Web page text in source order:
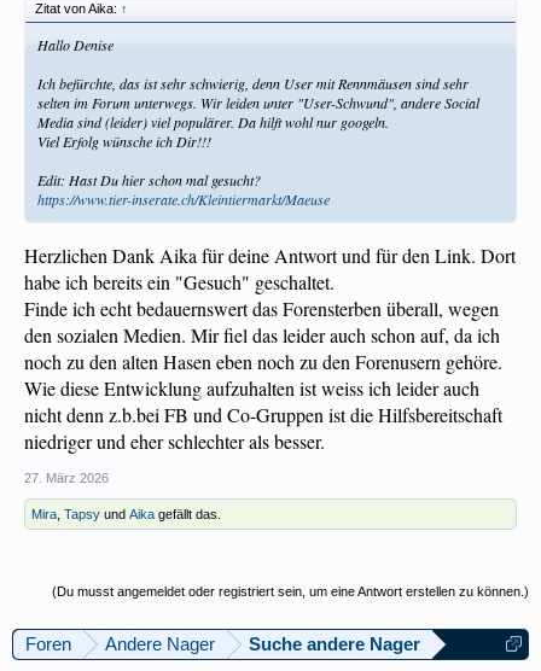
Zitat von Aika: ↑
Hallo Denise
Ich befürchte, das ist sehr schwierig, denn User mit Rennmäusen sind sehr
selten im Forum unterwegs. Wir leiden unter "User-Schwund", andere Social
Media sind (leider) viel populärer. Da hilft wohl nur googeln.
Viel Erfolg wünsche ich Dir!!!
Edit: Hast Du hier schon mal gesucht?
https://www.tier-inserate.ch/Kleintiermarkt/Maeuse
Herzlichen Dank Aika für deine Antwort und für den Link. Dort
habe ich bereits ein "Gesuch" geschaltet.
Finde ich echt bedauernswert das Forensterben überall, wegen
den sozialen Medien. Mir fiel das leider auch schon auf, da ich
noch zu den alten Hasen eben noch zu den Forenusern gehöre.
Wie diese Entwicklung aufzuhalten ist weiss ich leider auch
nicht denn z.b.bei FB und Co-Gruppen ist die Hilfsbereitschaft
niedriger und eher schlechter als besser.
27. März 2026
Mira Tapsy und Aika gefällt das.
(Du musst angemeldet oder registriert sein, um eine Antwort erstellen zu können.)
Foren Andere Nager Suche andere Nager